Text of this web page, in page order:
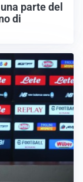
parte del
di